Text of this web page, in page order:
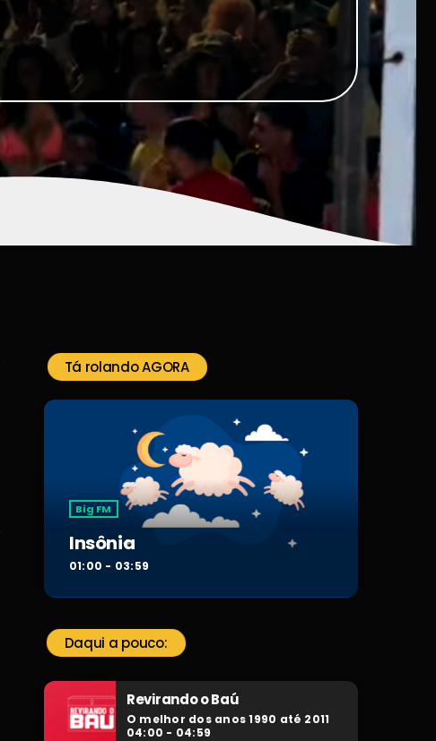
Tá rolando AGORA
Big FM
Insônia
01:00 - 03:59
Daqui a pouco:
Revirando o Baú
O melhor dos anos 1990 até 2011
04:00 - 04:59